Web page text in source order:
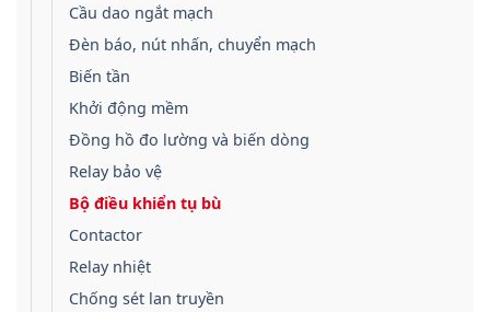
Cầu dao ngắt mạch
Đèn báo, nút nhấn, chuyển mạch
Biến tần
Khởi động mềm
Đồng hồ đo lường và biến dòng
Relay bảo vệ
Bộ điều khiển tụ bù
Contactor
Relay nhiệt
Chống sét lan truyền